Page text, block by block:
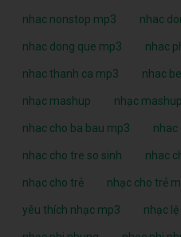
nhac nonstop mp3 nhac
nhac dong que mp3 nhac
nhac thanh ca mp3 nhac
nhạc mashup nhạc
nhac cho ba bau mp3 nhac
nhac cho tre so sinh nhac
nhạc cho trẻ nhạc cho trẻ
yêu thích nhạc mp3 nhạc